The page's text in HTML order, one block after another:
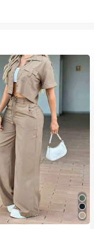
en Caqui Trajes de dos piezas para mujer